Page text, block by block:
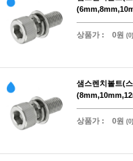
상품가 : 0원 (0)
샘스렌치볼트(
상품가 : 0원 (0)